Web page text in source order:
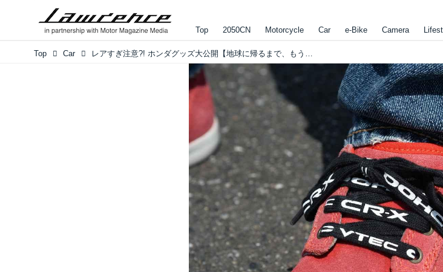
Top 2050CN Motorcycle Car e-Bike Camera
Top Car レアすぎ注意?! ホンダグッズ大公開【地球に帰るまで、もう少し。vol.17】